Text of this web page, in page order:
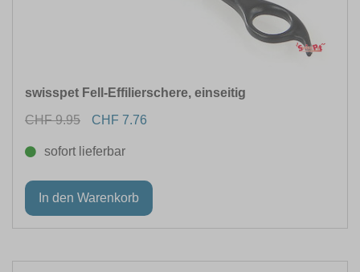
swisspet Fell-Effilierschere, einseitig
CHF 9.95
CHF 7.76
sofort lieferbar